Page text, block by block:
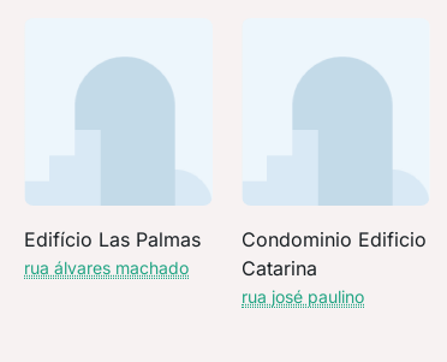
Edifício Las Palmas
rua álvares machado
Condominio Edificio
Catarina
rua josé paulino